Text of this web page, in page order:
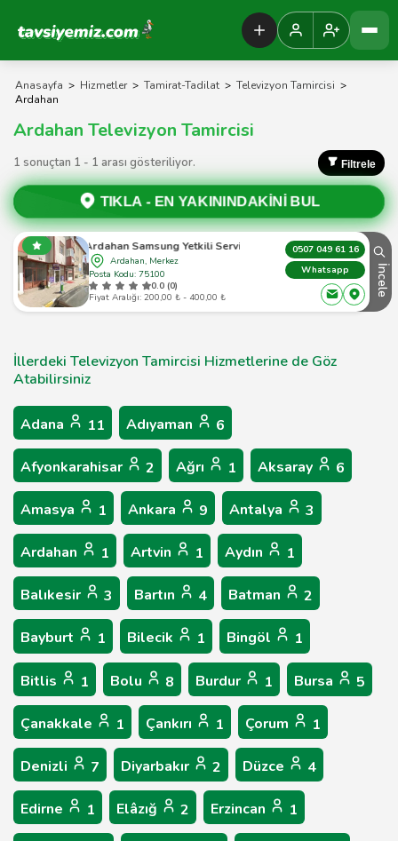
Tavsiyemiz Anasayfa
Anasayfa > Hizmetler > Tamirat-Tadilat > Televizyon Tamircisi >
Ardahan
Ardahan Televizyon Tamircisi
1 sonuçtan 1 - 1 arası gösteriliyor. Filtrele
TIKLA - EN YAKININDAKİNİ BUL
Ardahan Samsung Yetkili Servis
Ardahan, Merkez
Posta Kodu: 75100
0.0 (0)
Fiyat Aralığı: 200,00 ₺ - 400,00 ₺
0507 049 61 16
Whatsapp
İncele
İllerdeki Televizyon Tamircisi Hizmetlerine de Göz
Atabilirsiniz
Adana 11 Adıyaman 6
Afyonkarahisar 2 Ağrı 1 Aksaray 6
Amasya 1 Ankara 9 Antalya 3
Ardahan 1 Artvin 1 Aydın 1
Balıkesir 3 Bartın 4 Batman 2
Bayburt 1 Bilecik 1 Bingöl 1
Bitlis 1 Bolu 8 Burdur 1 Bursa 5
Çanakkale 1 Çankırı 1 Çorum 1
Denizli 7 Diyarbakır 2 Düzce 4
Edirne 1 Elâzığ 2 Erzincan 1